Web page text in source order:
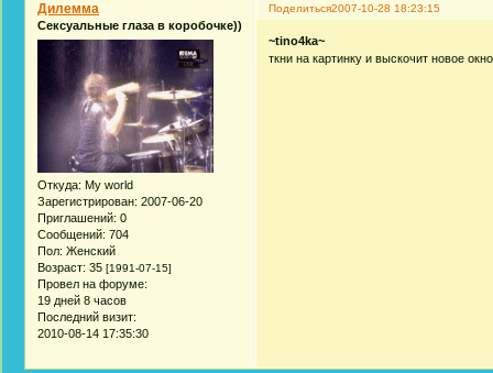
Поделиться2007-10-28 18:23:15
Дилемма
Сексуальные глаза в коробочке))
Откуда: My world
Зарегистрирован: 2007-06-20
Приглашений: 0
Сообщений: 704
Пол: Женский
Возраст: 35 [1991-07-15]
Провел на форуме:
19 дней 8 часов
Последний визит:
2010-08-14 17:35:30
~tino4ka~
ткни на картинку и выскочит новое